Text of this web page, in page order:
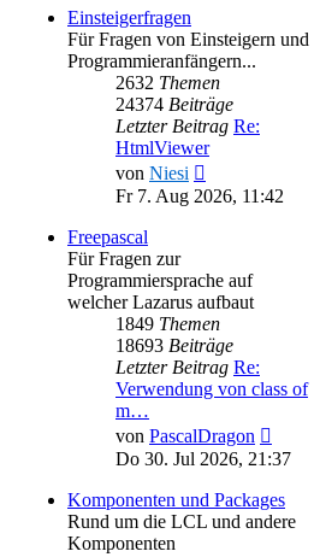
Einsteigerfragen
Für Fragen von Einsteigern und
Programmieranfängern...
2632 Themen
24374 Beiträge
Letzter Beitrag Re:
HtmlViewer
von Niesi
Beitrag
Fr 7. Aug 2026, 11:42
Freepascal
Für Fragen zur
Programmiersprache auf
welcher Lazarus aufbaut
1849 Themen
18693 Beiträge
Letzter Beitrag Re:
Verwendung von class of
m…
von PascalDragon
Do 30. Jul 2026, 21:37
Komponenten und Packages
Rund um die LCL und andere
Komponenten